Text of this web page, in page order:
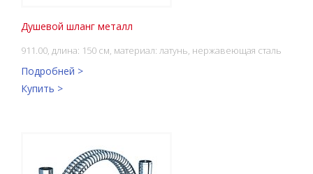
Душевой шланг металл
911.00, длина: 150 см, материал: латунь, нержавеющая сталь
Подробней >
Купить >